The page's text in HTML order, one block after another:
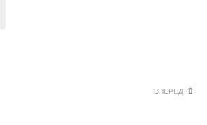
ВПЕРЕД